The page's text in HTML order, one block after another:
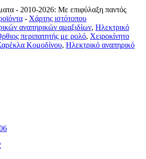
- 2010-2026: Με επιφύλαξη παντός
- Χάρτης ιστότοπου
αναπηρικών αμαξιδίων, Ηλεκτρικό
περιπατητής με ρολό, Χειροκίνητο
Κομοδίνου, Ηλεκτρικό αναπηρικό